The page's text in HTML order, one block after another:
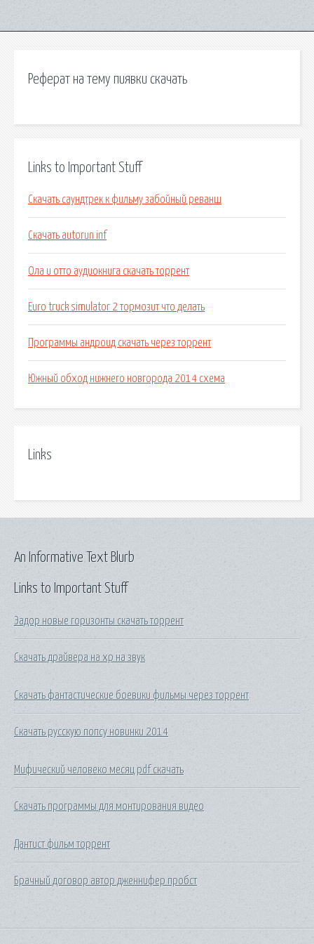
Реферат на тему пиявки скачать
Links to Important Stuff
Скачать саундтрек к фильму забойный реванш
Скачать autorun inf
Ола и отто аудиокнига скачать торрент
Euro truck simulator 2 тормозит что делать
Программы андроид скачать через торрент
Южный обход нижнего новгорода 2014 схема
Links
Links to Important Stuff
Эадор новые горизонты скачать торрент
Скачать драйвера на xp на звук
Скачать фантастические боевики фильмы через торрент
Скачать русскую попсу новинки 2014
Мифический человеко месяц pdf скачать
Скачать программы для монтирования видео
Дантист фильм торрент
Брачный договор автор дженнифер пробст
An Informative Text Blurb